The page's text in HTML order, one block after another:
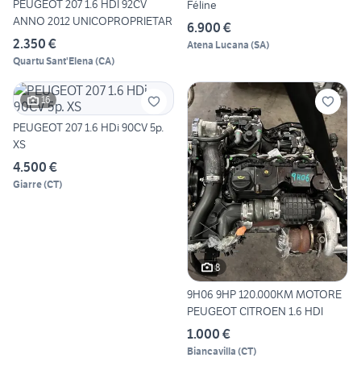
PEUGEOT 207 1.6 HDI 92CV
ANNO 2012 UNICOPROPRIETAR
2.350 €
Quartu Sant'Elena (CA)
Féline
6.900 €
Atena Lucana (SA)
16
PEUGEOT 207 1.6 HDi 90CV 5p.
XS
4.500 €
Giarre(CT)
8
9H06 9HP 120.000KM MOTORE
PEUGEOT CITROEN 1.6 HDI
1.000 €
Biancavilla (CT)